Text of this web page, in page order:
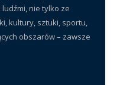
nie tylko ze
kultury, sztuki, sportu,
obszarów – zawsze